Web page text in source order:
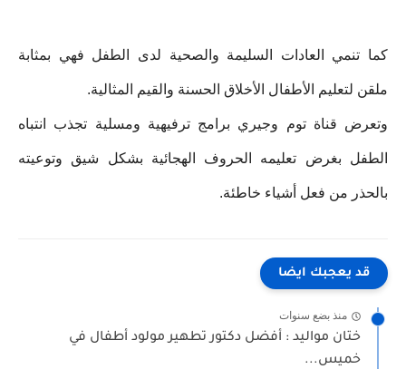
كما تنمي العادات السليمة والصحية لدى الطفل فهي بمثابة
ملقن لتعليم الأطفال الأخلاق الحسنة والقيم المثالية.
وتعرض قناة توم وجيري برامج ترفيهية ومسلية تجذب انتباه
الطفل بغرض تعليمه الحروف الهجائية بشكل شيق وتوعيته
بالحذر من فعل أشياء خاطئة.
قد يعجبك ايضا
منذ بضع سنوات
ختان مواليد : أفضل دكتور تطهير مولود أطفال في
خميس...